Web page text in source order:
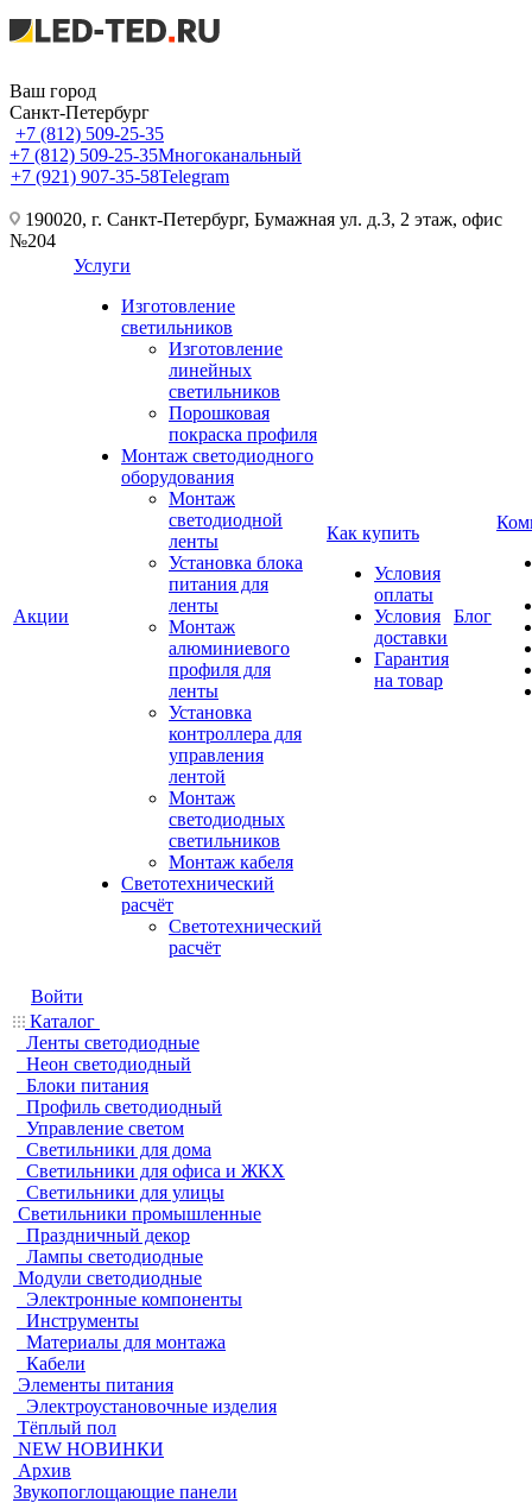
Ваш город
Санкт-Петербург
+7 (812) 509-25-35
+7 (812) 509-25-35Многоканальный
+7 (921) 907-35-58Telegram
190020, г. Санкт-Петербург, Бумажная ул. д.3, 2 этаж, офис
№204
Акции
Услуги
Изготовление
светильников
Изготовление
линейных
светильников
Порошковая
покраска профиля
Монтаж светодиодного
оборудования
Монтаж
светодиодной
ленты
Установка блока
питания для
ленты
Монтаж
алюминиевого
профиля для
ленты
Установка
контроллера для
управления
лентой
Монтаж
светодиодных
светильников
Монтаж кабеля
Светотехнический
расчёт
Светотехнический
расчёт
Как купить
Условия
оплаты
Условия
доставки
Гарантия
на товар
Блог
Войти
Каталог
Ленты светодиодные
Неон светодиодный
Блоки питания
Профиль светодиодный
Управление светом
Светильники для дома
Светильники для офиса и ЖКХ
Светильники для улицы
Светильники промышленные
Праздничный декор
Лампы светодиодные
Модули светодиодные
Электронные компоненты
Инструменты
Материалы для монтажа
Кабели
Элементы питания
Электроустановочные изделия
Тёплый пол
NEW НОВИНКИ
Архив
Звукопоглощающие панели